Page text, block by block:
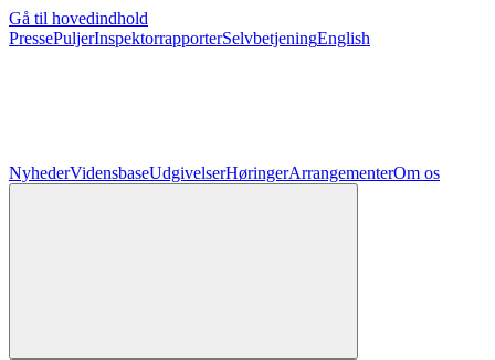
Gå til hovedindhold
PressePuljerInspektorrapporterSelvbetjeningEnglish
NyhederVidensbaseUdgivelserHøringerArrangementerOm os